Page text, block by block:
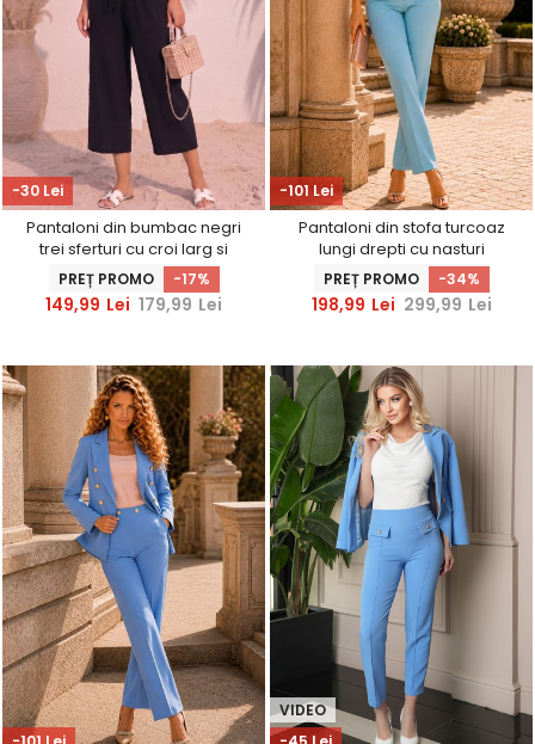
-30 Lei
Pantaloni din bumbac negri
trei sferturi cu croi larg si
buzunare laterale
PREȚ PROMO -17%
149,99 Lei 179,99 Lei
-101 Lei
Pantaloni din stofa turcoaz
lungi drepti cu nasturi
decorativi aurii- StarShinerS
PREȚ PROMO -34%
198,99 Lei 299,99 Lei
VIDEO